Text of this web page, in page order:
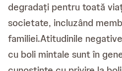
degradați pentru toată
societate, incluzând
familiei.Atitudinile
cu boli mintale sunt în